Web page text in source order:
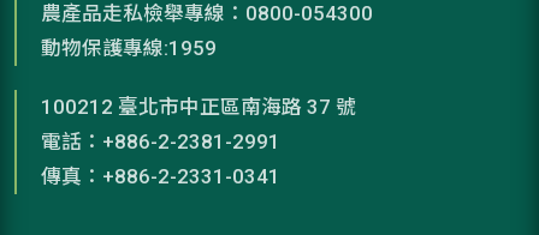
農產品走私檢舉專線：0800-054300
動物保護專線:1959
100212 臺北市中正區南海路 37 號
電話：+886-2-2381-2991
傳真：+886-2-2331-0341